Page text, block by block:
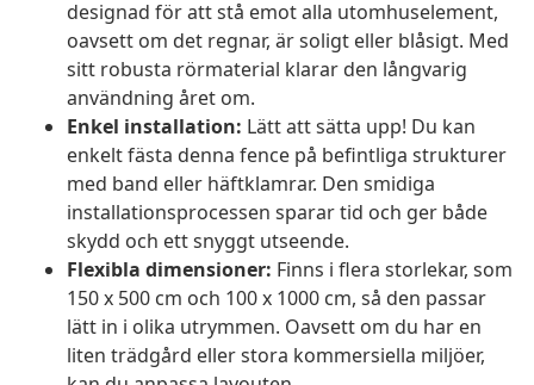
designad för att stå emot alla utomhuselement,
oavsett om det regnar, är soligt eller blåsigt. Med
sitt robusta rörmaterial klarar den långvarig
användning året om.
Enkel installation: Lätt att sätta upp! Du kan
enkelt fästa denna fence på befintliga strukturer
med band eller häftklamrar. Den smidiga
installationsprocessen sparar tid och ger både
skydd och ett snyggt utseende.
Flexibla dimensioner: Finns i flera storlekar, som
150 x 500 cm och 100 x 1000 cm, så den passar
lätt in i olika utrymmen. Oavsett om du har en
liten trädgård eller stora kommersiella miljöer,